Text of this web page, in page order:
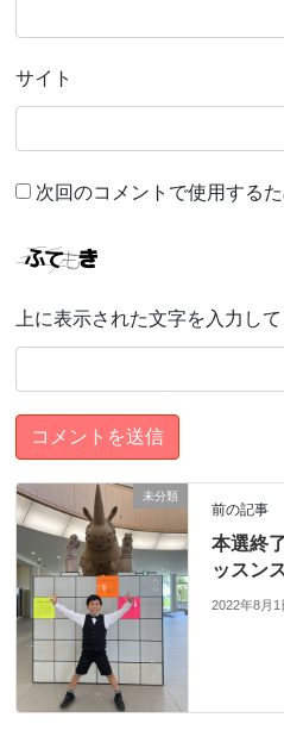
サイト
次回のコメントで使用する
上に表示された文字を入力して
未分類
前の記事
本選終
ッスン
2022年8月1